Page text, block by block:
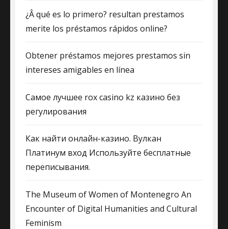
¿Â qué es lo primero? resultan prestamos
merite los préstamos rápidos online?
Obtener préstamos mejores prestamos sin
intereses amigables en línea
Самое лучшее rox casino kz казино без
регулирования
Как найти онлайн-казино. Вулкан
Платинум вход Используйте бесплатные
переписывания.
The Museum of Women of Montenegro An
Encounter of Digital Humanities and Cultural
Feminism